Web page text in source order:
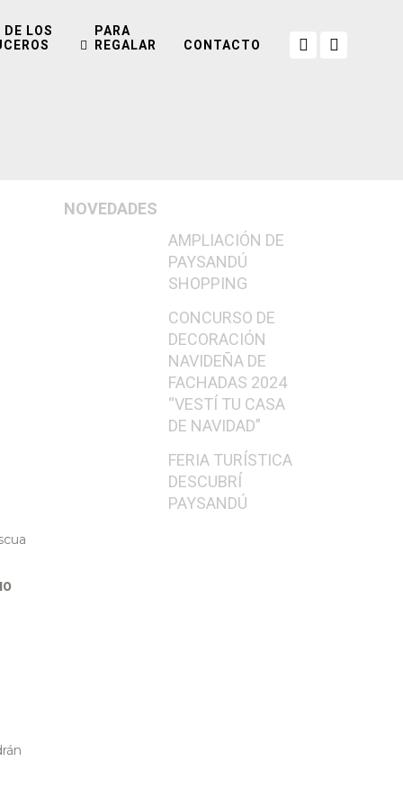
DE LOS
PARA
REGALAR
CONTACTO
NOVEDADES
AMPLIACIÓN DE
PAYSANDÚ
SHOPPING
CONCURSO DE
DECORACIÓN
NAVIDEÑA DE
FACHADAS 2024
“VESTÍ TU CASA
DE NAVIDAD”
FERIA TURÍSTICA
DESCUBRÍ
PAYSANDÚ